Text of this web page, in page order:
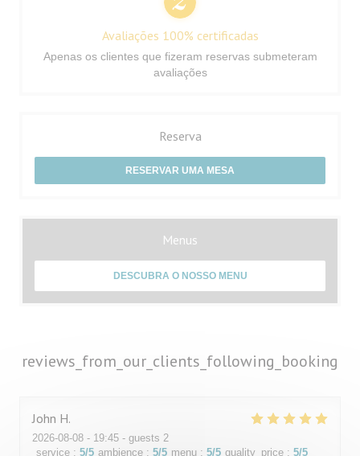
reviews_from_our_clients_following_booking
John H
2026-08-08 - 19:45 - guests 2
service : 5/5 ambience : 5/5 menu : 5/5 quality_price : 5/5
Avaliações 100% certificadas
Apenas os clientes que fizeram reservas submeteram
avaliações
Reserva
RESERVAR UMA MESA
Menus
DESCUBRA O NOSSO MENU